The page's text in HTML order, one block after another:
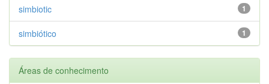
1
simbiotic
1
simbiótico
Áreas de conhecimento